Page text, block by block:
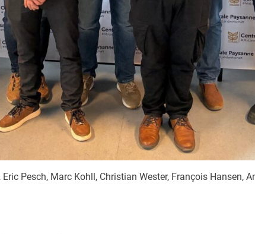
Pesch, Marc Kohll, Christian Wester, François Hansen,